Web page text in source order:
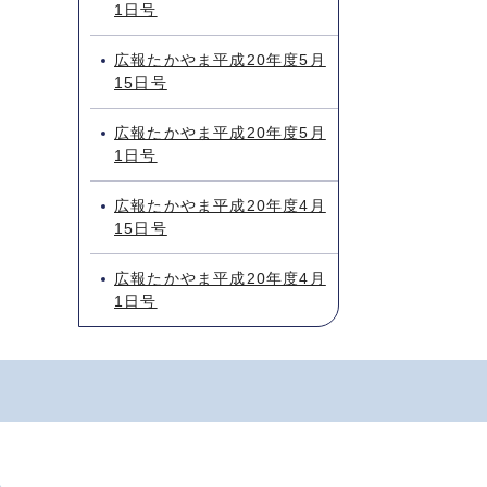
1日号
広報たかやま平成20年度5月
15日号
広報たかやま平成20年度5月
1日号
広報たかやま平成20年度4月
15日号
広報たかやま平成20年度4月
1日号